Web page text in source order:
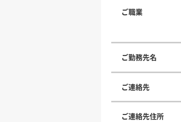
ご職業
ご勤務先名
ご連絡先
ご連絡先住所